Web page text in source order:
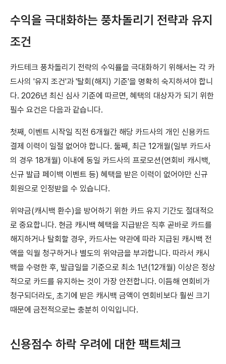
수익을 극대화하는 풍차돌리기 전략과 유지
조건
카드테크 풍차돌리기 전략의 수익률을 극대화하기 위해서는 각 카
드사의 '유지 조건'과 '탈회(해지) 기준'을 명확히 숙지하셔야 합니
다. 2026년 최신 심사 기준에 따르면, 혜택의 대상자가 되기 위한
필수 요건은 다음과 같습니다.
첫째, 이벤트 시작일 직전 6개월간 해당 카드사의 개인 신용카드
결제 이력이 일절 없어야 합니다. 둘째, 최근 12개월(일부 카드사
의 경우 18개월) 이내에 동일 카드사의 프로모션(연회비 캐시백,
신규 발급 페이백 이벤트 등) 혜택을 받은 이력이 없어야만 신규
회원으로 인정받을 수 있습니다.
위약금(캐시백 환수)을 방어하기 위한 카드 유지 기간도 절대적으
로 중요합니다. 현금 캐시백 혜택을 지급받은 직후 곧바로 카드를
해지하거나 탈회할 경우, 카드사는 약관에 따라 지급된 캐시백 전
액을 익월 청구하거나 별도의 위약금을 부과합니다. 따라서 캐시
백을 수령한 후, 발급일을 기준으로 최소 1년(12개월) 이상은 정상
적으로 카드를 유지하는 것이 가장 안전합니다. 이듬해 연회비가
청구되더라도, 초기에 받은 캐시백 금액이 연회비보다 훨씬 크기
때문에 금전적으로는 충분히 이익입니다.
신용점수 하락 우려에 대한 팩트체크